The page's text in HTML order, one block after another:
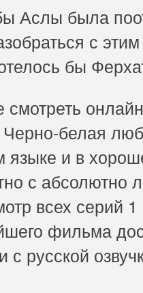
Аслы была
с
бы
онлайн
Черно-белая
языке и в
с абсолютно
всех серий 1
фильма
с русской